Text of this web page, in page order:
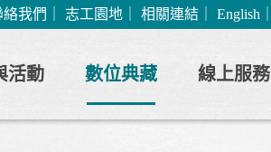
絡我們 志工園地 相關連結 English
活動 數位典藏 線上服務